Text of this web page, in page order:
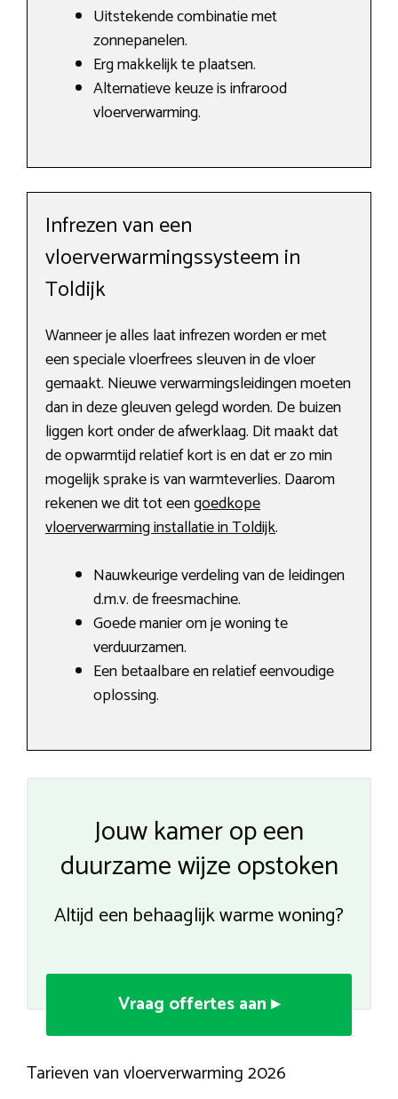
Uitstekende combinatie met
zonnepanelen.
Erg makkelijk te plaatsen.
Alternatieve keuze is infrarood
vloerverwarming.
Infrezen van een
vloerverwarmingssysteem in
Toldijk
Wanneer je alles laat infrezen worden er met
een speciale vloerfrees sleuven in de vloer
gemaakt. Nieuwe verwarmingsleidingen moeten
dan in deze gleuven gelegd worden. De buizen
liggen kort onder de afwerklaag. Dit maakt dat
de opwarmtijd relatief kort is en dat er zo min
mogelijk sprake is van warmteverlies. Daarom
rekenen we dit tot eengoedkope
vloerverwarming installatie in Toldijk.
Nauwkeurige verdeling van de leidingen
d.m.v. de freesmachine.
Goede manier om je woning te
verduurzamen.
Een betaalbare en relatief eenvoudige
oplossing.
Jouw kamer op een
duurzame wijze opstoken
Altijd een behaaglijk warme woning?
Vraag offertes aan ▸
Tarieven van vloerverwarming 2026